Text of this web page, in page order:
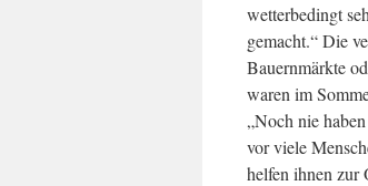
wetterbedingt
gemacht.“ Die
Bauernmärkte
waren im
„Noch nie
vor viele
helfen ihnen zur